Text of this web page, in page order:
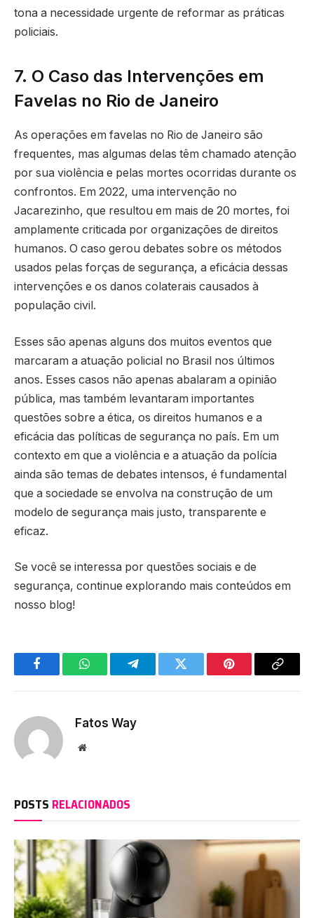
tona a necessidade urgente de reformar as práticas
policiais.
7. O Caso das Intervenções em
Favelas no Rio de Janeiro
As operações em favelas no Rio de Janeiro são
frequentes, mas algumas delas têm chamado atenção
por sua violência e pelas mortes ocorridas durante os
confrontos. Em 2022, uma intervenção no
Jacarezinho, que resultou em mais de 20 mortes, foi
amplamente criticada por organizações de direitos
humanos. O caso gerou debates sobre os métodos
usados pelas forças de segurança, a eficácia dessas
intervenções e os danos colaterais causados à
população civil.
Esses são apenas alguns dos muitos eventos que
marcaram a atuação policial no Brasil nos últimos
anos. Esses casos não apenas abalaram a opinião
pública, mas também levantaram importantes
questões sobre a ética, os direitos humanos e a
eficácia das políticas de segurança no país. Em um
contexto em que a violência e a atuação da polícia
ainda são temas de debates intensos, é fundamental
que a sociedade se envolva na construção de um
modelo de segurança mais justo, transparente e
eficaz.
Se você se interessa por questões sociais e de
segurança, continue explorando mais conteúdos em
nosso blog!
FacebookWhatsAppTelegramTwitter Pinterest Copy
Fatos Way
Website
POSTS RELACIONADOS